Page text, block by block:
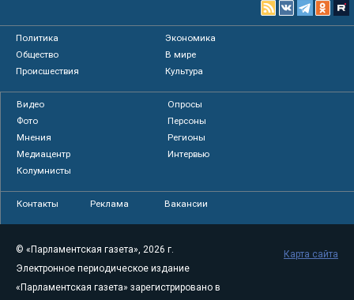
Политика
Экономика
Общество
В мире
Происшествия
Культура
Видео
Опросы
Фото
Персоны
Мнения
Регионы
Медиацентр
Интервью
Колумнисты
Контакты Реклама Вакансии
© «Парламентская газета», 2026 г.
Электронное периодическое издание
«Парламентская газета» зарегистрировано в
Карта сайта